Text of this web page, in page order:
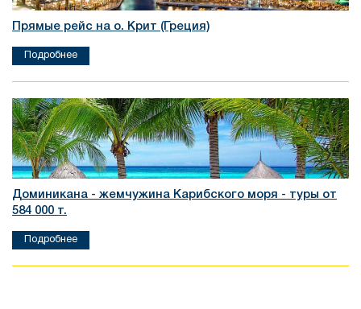
Прямые рейс на о. Крит (Греция)
Подробнее
Доминикана - жемчужина Карибского моря - туры от
584 000 т.
Подробнее